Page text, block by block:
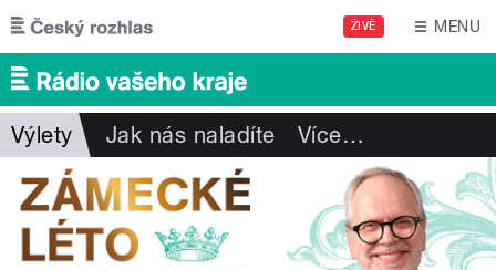
Přejít k hlavnímu obsahu
ŽIVĚ MENU
Výlety Jak nás naladíte Více…